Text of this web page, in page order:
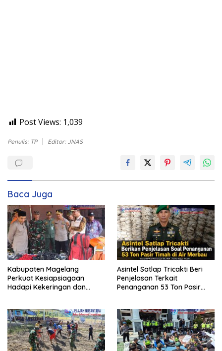
Post Views: 1,039
Penulis: TP Editor: JNAS
Baca Juga
Kabupaten Magelang
Perkuat Kesiapsiagaan
Hadapi Kekeringan dan
Asintel Satlap Tricakti Beri
Penjelasan Terkait
Penanganan 53 Ton Pasir